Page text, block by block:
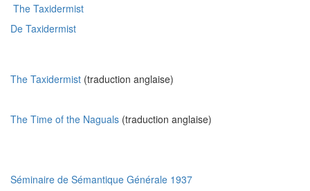
The Taxidermist
De Taxidermist
The Taxidermist (traduction anglaise)
The Time of the Naguals (traduction anglaise)
Séminaire de Sémantique Générale 1937